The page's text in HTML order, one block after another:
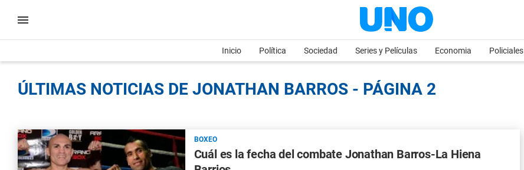
Inicio Política Sociedad Series y Películas Economia Policiales
ÚLTIMAS NOTICIAS DE JONATHAN BARROS - PÁGINA 2
BOXEO
Cuál es la fecha del combate Jonathan Barros-La Hiena